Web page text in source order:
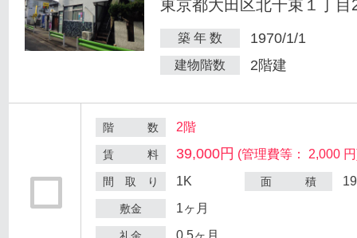
東京都大田区北千束１丁目
築 年 数 1970/1/1
建物階数 2階建
階 数 2階
賃 料 39,000円 (管理費等： 2,000
間 取 り 1K 面 積
敷金 1ヶ月
礼金 0.5ヶ月